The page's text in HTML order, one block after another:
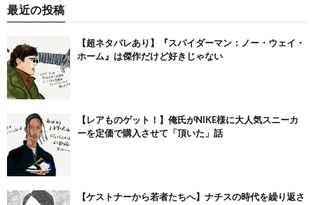
最近の投稿
【超ネタバレあり】『スパイダーマン：ノー・ウェイ・
ホーム』は傑作だけど好きじゃない
【レアものゲット！】俺氏がNIKE様に大人気スニーカ
ーを定価で購入させて「頂いた」話
【ケストナーから若者たちへ】ナチスの時代を繰り返さ